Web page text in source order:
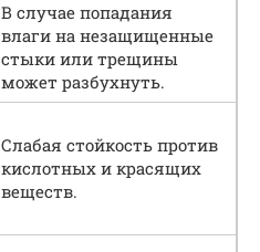
В случае попадания
влаги на незащищенные
стыки или трещины
может разбухнуть.
Слабая стойкость против
кислотных и красящих
веществ.